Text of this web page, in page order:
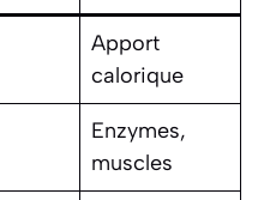
Apport
calorique
Enzymes,
muscles